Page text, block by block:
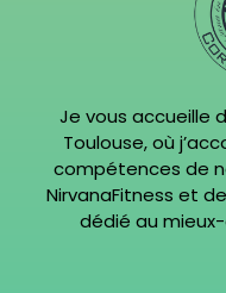
Je vous accueille
Toulouse, où
compétences de
NirvanaFitness et
dédié au